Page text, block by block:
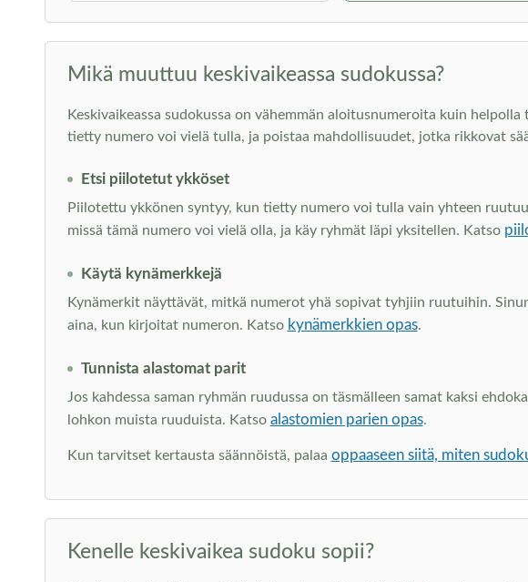
Mikä muuttuu keskivaikeassa sudokussa?
Keskivaikeassa sudokussa on vähemmän aloitusnumeroita kuin
tietty numero voi vielä tulla, ja poistaa mahdollisuudet, jotka rikkovat
Etsi piilotetut ykköset
Piilotettu ykkönen syntyy, kun tietty numero voi tulla vain yhteen
missä tämä numero voi vielä olla, ja käy ryhmät läpi yksitellen. Katso
Käytä kynämerkkejä
Kynämerkit näyttävät, mitkä numerot yhä sopivat tyhjiin ruutuihin.
aina, kun kirjoitat numeron. Katso kynämerkkien opas.
Tunnista alastomat parit
Jos kahdessa saman ryhmän ruudussa on täsmälleen samat kaksi
lohkon muista ruuduista. Katso alastomien parien opas.
Kun tarvitset kertausta säännöistä, palaa oppaaseen siitä, miten
Kenelle keskivaikea sudoku sopii?